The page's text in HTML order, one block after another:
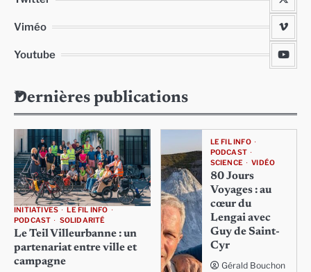
Viméo
Youtube
Dernières publications
INITIATIVES
LE FIL INFO
PODCAST
SOLIDARITÉ
Le Teil Villeurbanne : un
partenariat entre ville et
campagne
LE FIL INFO
PODCAST
SCIENCE
VIDÉO
80 Jours
Voyages : au
cœur du
Lengai avec
Guy de Saint-
Cyr
Gérald Bouchon